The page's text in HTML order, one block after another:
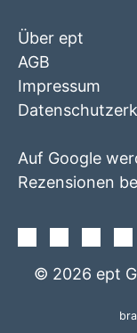
Über ept
AGB
Impressum
Auf Google
Rezensionen
© 2026 ept